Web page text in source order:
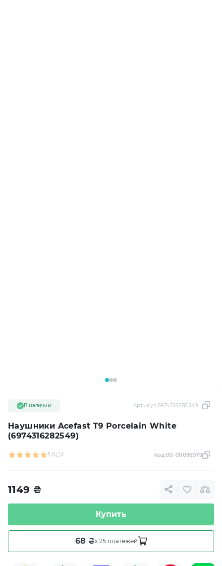
Наушники Acefast T9 Porcelain White
(6974316282549)
В наличии Артикул:6974316282549
5.0 1 Код:00-00096979
1149 ₴
Купить
68 ₴x 25 платежей